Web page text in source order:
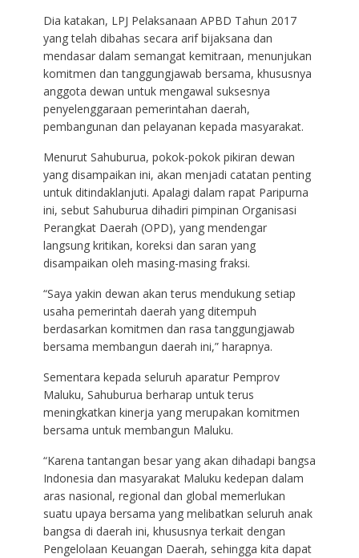
Dia katakan, LPJ Pelaksanaan APBD Tahun 2017
yang telah dibahas secara arif bijaksana dan
mendasar dalam semangat kemitraan, menunjukan
komitmen dan tanggungjawab bersama, khususnya
anggota dewan untuk mengawal suksesnya
penyelenggaraan pemerintahan daerah,
pembangunan dan pelayanan kepada masyarakat.
Menurut Sahuburua, pokok-pokok pikiran dewan
yang disampaikan ini, akan menjadi catatan penting
untuk ditindaklanjuti. Apalagi dalam rapat Paripurna
ini, sebut Sahuburua dihadiri pimpinan Organisasi
Perangkat Daerah (OPD), yang mendengar
langsung kritikan, koreksi dan saran yang
disampaikan oleh masing-masing fraksi.
“Saya yakin dewan akan terus mendukung setiap
usaha pemerintah daerah yang ditempuh
berdasarkan komitmen dan rasa tanggungjawab
bersama membangun daerah ini,” harapnya.
Sementara kepada seluruh aparatur Pemprov
Maluku, Sahuburua berharap untuk terus
meningkatkan kinerja yang merupakan komitmen
bersama untuk membangun Maluku.
“Karena tantangan besar yang akan dihadapi bangsa
Indonesia dan masyarakat Maluku kedepan dalam
aras nasional, regional dan global memerlukan
suatu upaya bersama yang melibatkan seluruh anak
bangsa di daerah ini, khususnya terkait dengan
Pengelolaan Keuangan Daerah, sehingga kita dapat